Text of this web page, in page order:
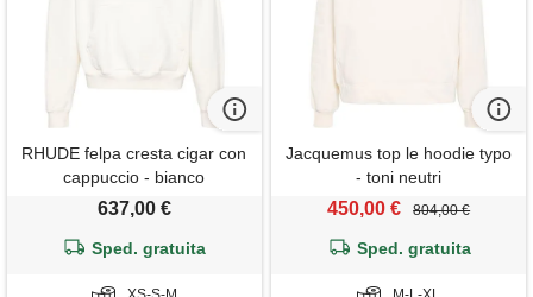
RHUDE felpa cresta cigar con
cappuccio - bianco
637,00 €
Sped. gratuita
Jacquemus top le hoodie typo
- toni neutri
450,00 € 804,00 €
Sped. gratuita